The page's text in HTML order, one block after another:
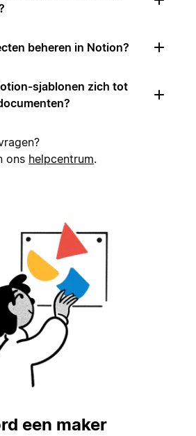
beheren in Notion?
sjablonen zich tot
ons helpcentrum.
een maker